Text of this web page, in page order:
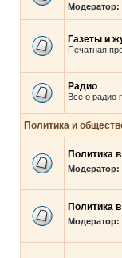
Модератор:
Газеты и
Печатная
Радио
Все о радио
Политика и
Политика
Модератор:
Политика
Модератор: